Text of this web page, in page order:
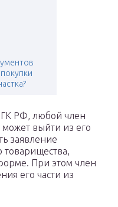
ГК РФ, любой член
может выйти из его
заявление
При этом член
его части из